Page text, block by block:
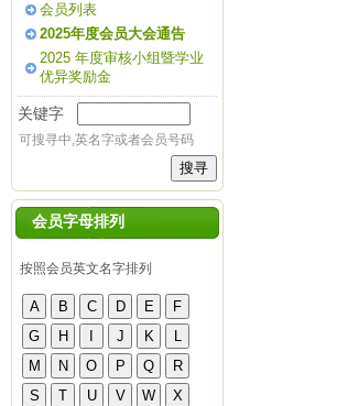
会员列表
2025年度会员大会通告
2025 年度审核小组暨学业
优异奖励金
关键字
可搜寻中,英名字或者会员号码
会员字母排列
按照会员英文名字排列